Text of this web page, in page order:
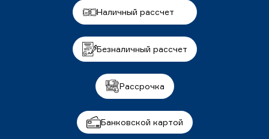
Наличный рассчет
Безналичный рассчет
Рассрочка
Банковской картой